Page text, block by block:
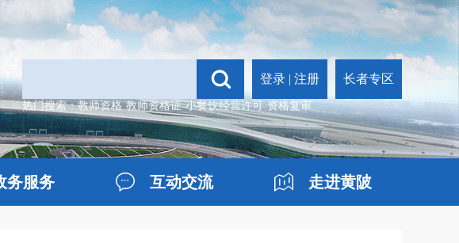
登录 | 注册 长者专区
热门搜索：教师资格 教师资格证 小餐饮经营许可 资格复审
务服务 互动交流 走进黄陂